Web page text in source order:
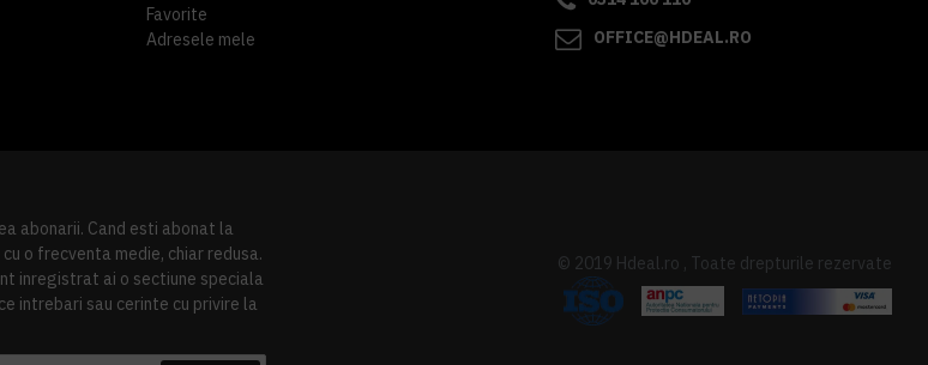
Favorite
Adresele mele
OFFICE@HDEAL.RO
abonarii. Cand esti abonat la
o frecventa medie, chiar redusa.
inregistrat ai o sectiune speciala
intrebari sau cerinte cu privire la
© 2019 Hdeal.ro , Toate drepturile rezervate